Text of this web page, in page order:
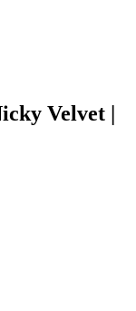
Velvet |